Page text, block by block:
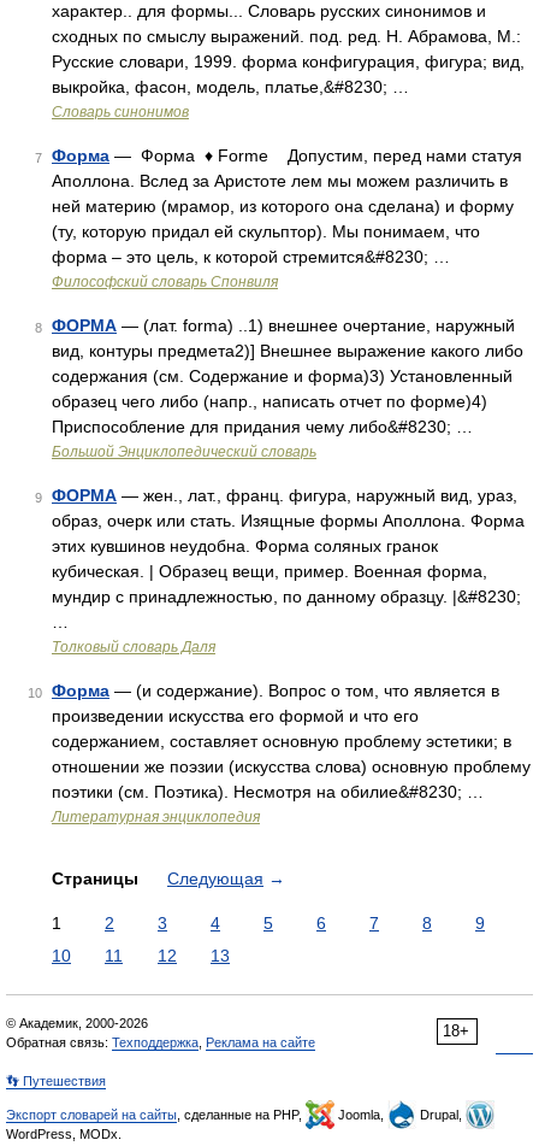
характер.. для формы... Словарь русских синонимов и
сходных по смыслу выражений. под. ред. Н. Абрамова, М.:
Русские словари, 1999. форма конфигурация, фигура; вид,
выкройка, фасон, модель, платье,&#8230; …
Словарь синонимов
7 Форма — Форма ♦ Forme Допустим, перед нами статуя
Аполлона. Вслед за Аристоте лем мы можем различить в
ней материю (мрамор, из которого она сделана) и форму
(ту, которую придал ей скульптор). Мы понимаем, что
форма – это цель, к которой стремится&#8230; …
Философский словарь Спонвиля
8 ФОРМА — (лат. forma) ..1) внешнее очертание, наружный
вид, контуры предмета2)] Внешнее выражение какого либо
содержания (см. Содержание и форма)3) Установленный
образец чего либо (напр., написать отчет по форме)4)
Приспособление для придания чему либо&#8230; …
Большой Энциклопедический словарь
9 ФОРМА — жен., лат., франц. фигура, наружный вид, ураз,
образ, очерк или стать. Изящные формы Аполлона. Форма
этих кувшинов неудобна. Форма соляных гранок
кубическая. | Образец вещи, пример. Военная форма,
мундир с принадлежностью, по данному образцу. |&#8230;
Толковый словарь Даля
10 Форма — (и содержание). Вопрос о том, что является в
произведении искусства его формой и что его
содержанием, составляет основную проблему эстетики; в
отношении же поэзии (искусства слова) основную проблему
поэтики (см. Поэтика). Несмотря на обилие&#8230; …
Литературная энциклопедия
Страницы Следующая →
1 2 3 4 5 6 7 8
9
10
11 12 13
18+
© Академик, 2000-2026
Обратная связь: Техподдержка Реклама на сайте
👣 Путешествия
Экспорт словарей на сайты , сделанные на PHP, Joomla,
Drupal,
WordPress, MODx.